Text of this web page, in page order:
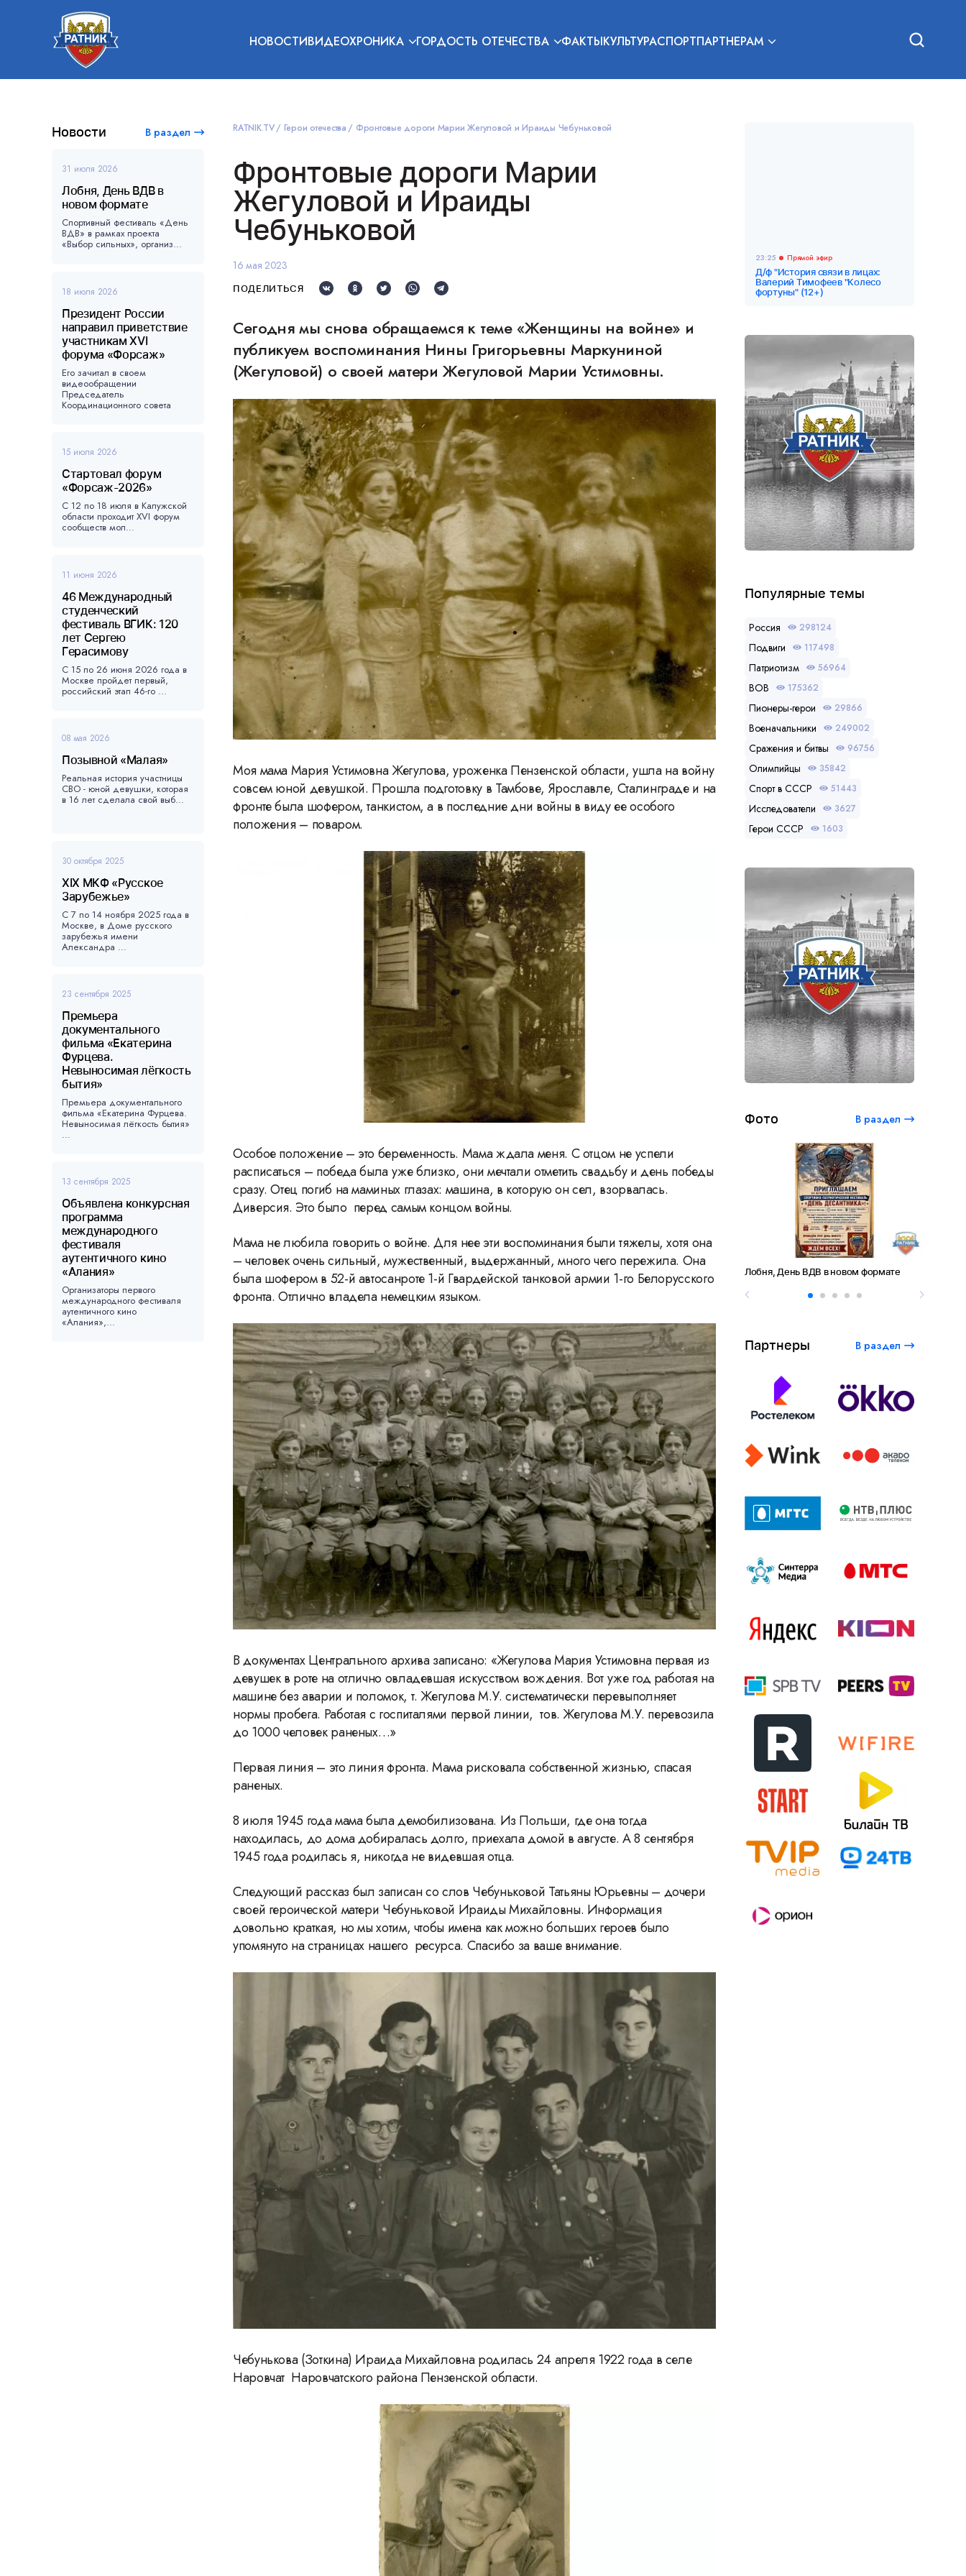
НОВОСТИВИДЕОХРОНИКА ГОРДОСТЬ ОТЕЧЕСТВА ФАКТЫКУЛЬТУРАСПОРТПАРТНЕРАМ
Новости В раздел
31 июля 2026
Лобня, День ВДВ в
новом формате
Спортивный фестиваль «День
ВДВ» в рамках проекта
«Выбор сильных», организ...
18 июля 2026
Президент России
направил приветствие
участникам XVI
форума «Форсаж»
Его зачитал в своем
видеообращении
Председатель
Координационного совета
15 июля 2026
Стартовал форум
«Форсаж-2026»
С 12 по 18 июля в Калужской
области проходит XVI форум
сообществ мол...
11 июня 2026
46 Международный
студенческий
фестиваль ВГИК: 120
лет Сергею
Герасимову
С 15 по 26 июня 2026 года в
Москве пройдет первый,
российский этап 46-го ...
08 мая 2026
Позывной «Малая»
Реальная история участницы
СВО - юной девушки, которая
в 16 лет сделала свой выб...
30 октября 2025
XIX МКФ «Русское
Зарубежье»
С 7 по 14 ноября 2025 года в
Москве, в Доме русского
зарубежья имени
Александра ...
23 сентября 2025
Премьера
документального
фильма «Екатерина
Фурцева.
Невыносимая лёгкость
бытия»
Премьера документального
фильма «Екатерина Фурцева.
Невыносимая лёгкость бытия»
...
13 сентября 2025
Объявлена конкурсная
программа
международного
фестиваля
аутентичного кино
«Алания»
Организаторы первого
международного фестиваля
аутентичного кино
«Алания»,...
RATNIK.TV Герои отечества Фронтовые дороги Марии Жегуловой и Ираиды Чебуньковой
Фронтовые дороги Марии
Жегуловой и Ираиды
Чебуньковой
16 мая 2023
ПОДЕЛИТЬСЯ
Сегодня мы снова обращаемся к теме «Женщины на войне» и
публикуем воспоминания Нины Григорьевны Маркуниной
(Жегуловой) о своей матери Жегуловой Марии Устимовны.
Моя мама Мария Устимовна Жегулова, уроженка Пензенской области, ушла на войну
совсем юной девушкой. Прошла подготовку в Тамбове, Ярославле, Сталинграде и на
фронте была шофером, танкистом, а в последние дни войны в виду ее особого
положения – поваром.
Особое положение – это беременность. Мама ждала меня. С отцом не успели
расписаться – победа была уже близко, они мечтали отметить свадьбу и день победы
сразу. Отец погиб на маминых глазах: машина, в которую он сел, взорвалась.
Диверсия. Это было перед самым концом войны.
Мама не любила говорить о войне. Для нее эти воспоминания были тяжелы, хотя она
– человек очень сильный, мужественный, выдержанный, много чего пережила. Она
была шофером в 52-й автосанроте 1-й Гвардейской танковой армии 1-го Белорусского
фронта. Отлично владела немецким языком.
В документах Центрального архива записано: «Жегулова Мария Устимовна первая из
девушек в роте на отлично овладевшая искусством вождения. Вот уже год работая на
машине без аварии и поломок, т. Жегулова М.У. систематически перевыполняет
нормы пробега. Работая с госпиталями первой линии, тов. Жегулова М.У. перевозила
до 1000 человек раненых…»
Первая линия – это линия фронта. Мама рисковала собственной жизнью, спасая
раненых.
8 июля 1945 года мама была демобилизована. Из Польши, где она тогда
находилась, до дома добиралась долго, приехала домой в августе. А 8 сентября
1945 года родилась я, никогда не видевшая отца.
Следующий рассказ был записан со слов Чебуньковой Татьяны Юрьевны – дочери
своей героической матери Чебуньковой Ираиды Михайловны. Информация
довольно краткая, но мы хотим, чтобы имена как можно больших героев было
упомянуто на страницах нашего ресурса. Спасибо за ваше внимание.
Чебунькова (Зоткина) Ираида Михайловна родилась 24 апреля 1922 года в селе
Наровчат Наровчатского района Пензенской области.
23:25 Прямой эфир
Д/ф "История связи в лицах:
Валерий Тимофеев "Колесо
фортуны" (12+)
Популярные темы
Россия 298124
Подвиги 117498
Патриотизм 56964
ВОВ 175362
Пионеры-герои 29866
Военачальники 249002
Сражения и битвы 96756
Олимпийцы 35842
Спорт в СССР 51443
Исследователи 3627
Герои СССР 1603
Фото В раздел
46 Международный студенческий
фестиваль ВГИК: 120 лет Сергею
Лобня, День ВДВ в новом формате Амет-Хан Султан: небо
Партнеры В раздел